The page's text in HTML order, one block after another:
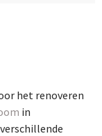
het renoveren
in